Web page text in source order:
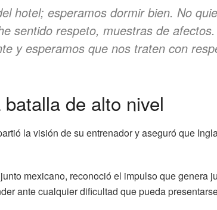
hotel; esperamos dormir bien. No
sentido respeto, muestras de
y esperamos que nos traten con
de alto nivel
la visión de su entrenador y aseguró que
mexicano, reconoció el impulso que genera
ante cualquier dificultad que pueda